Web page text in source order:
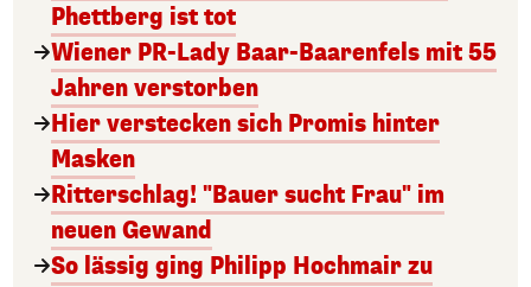
Phettberg ist tot
Wiener PR-Lady Baar-Baarenfels mit 55
Jahren verstorben
Hier verstecken sich Promis hinter
Masken
Ritterschlag! "Bauer sucht Frau" im
neuen Gewand
So lässig ging Philipp Hochmair zu